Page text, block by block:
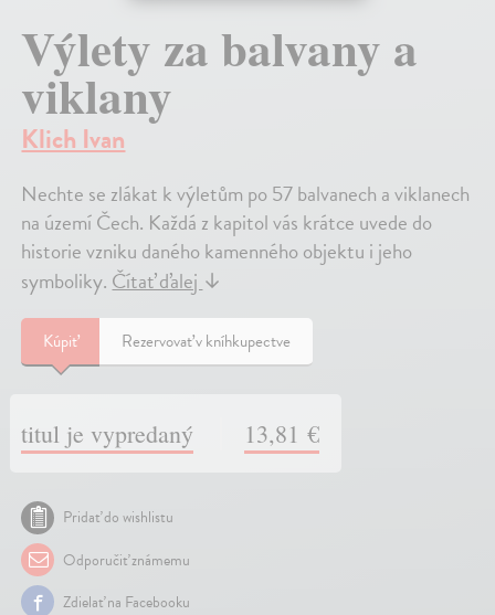
Výlety za balvany a
viklany
Klich Ivan
Nechte se zlákat k výletům po 57 balvanech a viklanech
na území Čech. Každá z kapitol vás krátce uvede do
historie vzniku daného kamenného objektu i jeho
symboliky.Čítať ďalej↓
Kúpiť Rezervovať v kníhkupectve
titul je vypredaný 13,81 €
Pridať do wishlistu
Odporučiť známemu
Zdielať na Facebooku